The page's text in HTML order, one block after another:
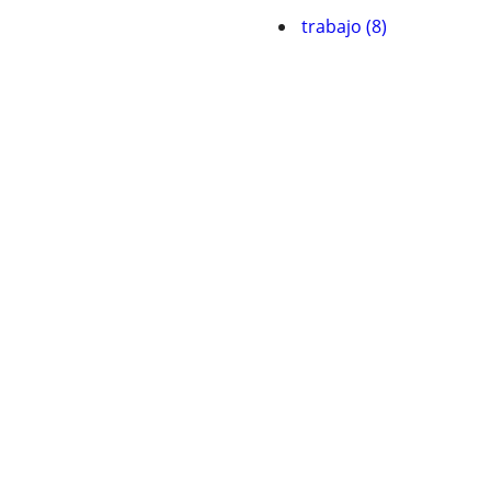
trabajo (8)